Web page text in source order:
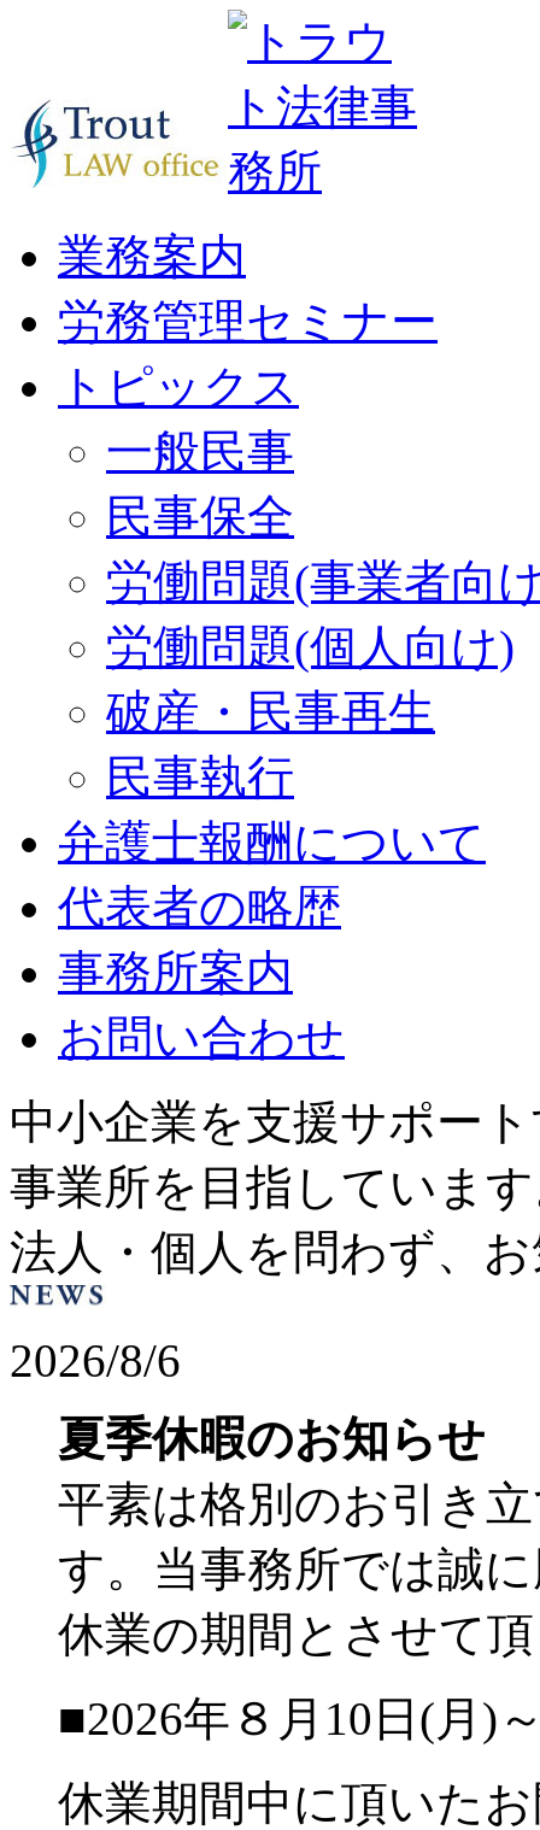
業務案内
労務管理セミナー
トピックス
一般民事
民事保全
労働問題(事業者向
労働問題(個人向け)
破産・民事再生
民事執行
弁護士報酬について
代表者の略歴
事務所案内
お問い合わせ
中小企業を支援サポー
事業所を目指していま
法人・個人を問わず、
2026/8/6
夏季休暇のお知らせ
平素は格別のお引き
す。当事務所では誠
休業の期間とさせて
■2026年８月10日(月)
休業期間中に頂いた